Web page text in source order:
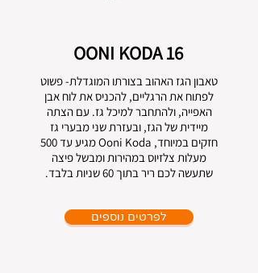
OONI KODA 16
טאבון הגז האהוב בצורתו המוגדלת- פשוט
לפתוח את הרגליים, להכניס את לוח אבן
האפייה, ולהתחבר למיכל גז. עם הצתה
מיידית של הגז, ובעזרת שני מבערי גז
חזקים במיוחד, Ooni Koda מגיע עד 500
מעלות צלזיוס במהירות ומבשל פיצה
שתעשה לכם ריר בתוך 60 שניות בלבד.
לפרטים נוספים